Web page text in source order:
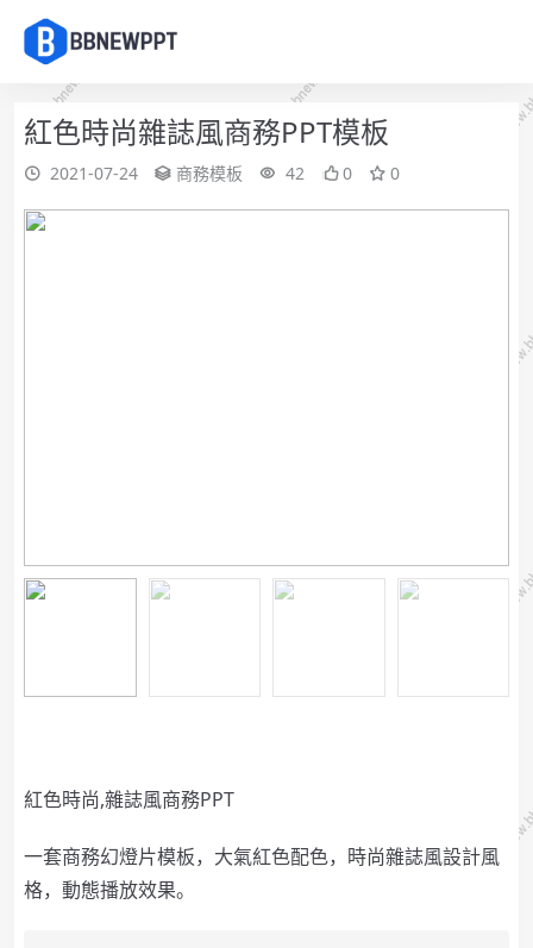
紅色時尚雜誌風商務PPT模板
2021-07-24 商務模板 42 0 0
紅色時尚,雜誌風商務PPT
一套商務幻燈片模板，大氣紅色配色，時尚雜誌風設計風
格，動態播放效果。